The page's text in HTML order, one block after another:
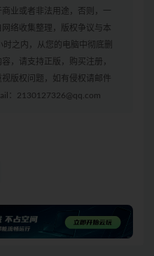
业或者非法用途，否则，一
络收集整理，版权争议与本
之内，从您的电脑中彻底删
，请支持正版，购买注册，
版权问题，如有侵权请邮件
：2130127326@qq.com